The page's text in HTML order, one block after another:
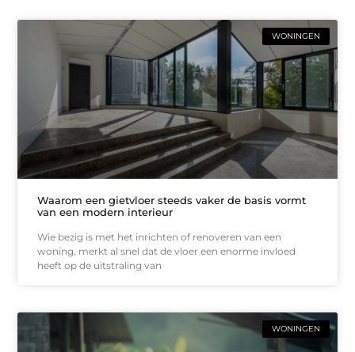
WONINGEN
Waarom een gietvloer steeds vaker de basis vormt
van een modern interieur
Wie bezig is met het inrichten of renoveren van een
woning, merkt al snel dat de vloer een enorme invloed
heeft op de uitstraling van
WONINGEN